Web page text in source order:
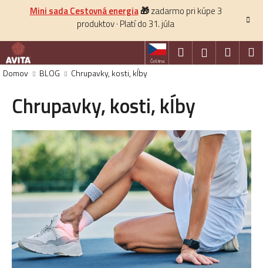
Mini sada Cestovná energia🎁zadarmo pri kúpe 3
produktov · Platí do 31. júla
Čeština
Hľadať Prihlásenie
Domov BLOG Chrupavky, kosti, kĺby
Chrupavky, kosti, kĺby
V
ý
p
i
s
č
á
n
š
k